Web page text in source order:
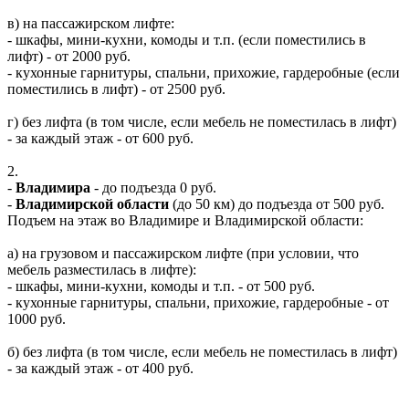
в) на пассажирском лифте:
- шкафы, мини-кухни, комоды и т.п. (если поместились в
лифт) - от 2000 руб.
- кухонные гарнитуры, спальни, прихожие, гардеробные (если
поместились в лифт) - от 2500 руб.
г) без лифта (в том числе, если мебель не поместилась в лифт)
- за каждый этаж - от 600 руб.
2.
- Владимира - до подъезда 0 руб.
- Владимирской области (до 50 км) до подъезда от 500 руб.
Подъем на этаж во Владимире и Владимирской области:
а) на грузовом и пассажирском лифте (при условии, что
мебель разместилась в лифте):
- шкафы, мини-кухни, комоды и т.п. - от 500 руб.
- кухонные гарнитуры, спальни, прихожие, гардеробные - от
1000 руб.
б) без лифта (в том числе, если мебель не поместилась в лифт)
- за каждый этаж - от 400 руб.